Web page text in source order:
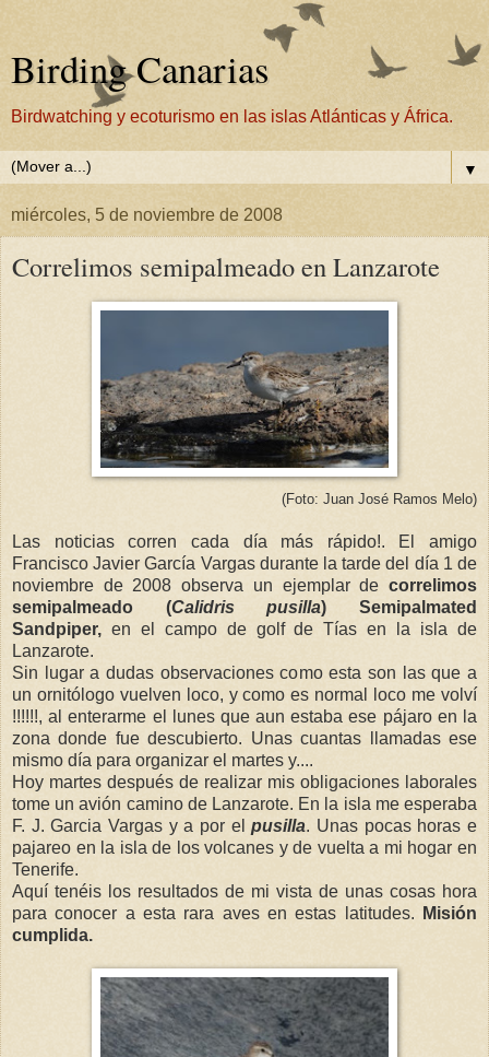
Birding Canarias
Birdwatching y ecoturismo en las islas Atlánticas y África.
▼
miércoles, 5 de noviembre de 2008
Correlimos semipalmeado en Lanzarote
(Foto: Juan José Ramos Melo)
Las noticias corren cada día más rápido!. El amigo
Francisco Javier García Vargas durante la tarde del día 1 de
noviembre de 2008 observa un ejemplar de correlimos
semipalmeado (Calidris pusilla) Semipalmated
Sandpiper, en el campo de golf de Tías en la isla de
Lanzarote.
Sin lugar a dudas observaciones como esta son las que a
un ornitólogo vuelven loco, y como es normal loco me volví
!!!!!!, al enterarme el lunes que aun estaba ese pájaro en la
zona donde fue descubierto. Unas cuantas llamadas ese
mismo día para organizar el martes y....
Hoy martes después de realizar mis obligaciones laborales
tome un avión camino de Lanzarote. En la isla me esperaba
F. J. Garcia Vargas y a por elpusilla. Unas pocas horas e
pajareo en la isla de los volcanes y de vuelta a mi hogar en
Tenerife.
Aquí tenéis los resultados de mi vista de unas cosas hora
para conocer a esta rara aves en estas latitudes.
Misión
cumplida.